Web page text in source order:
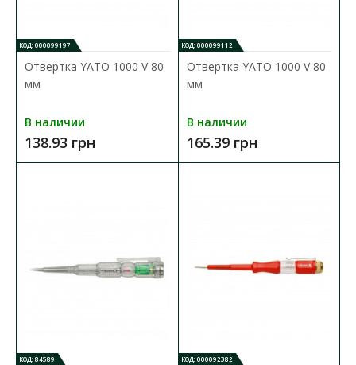
Набор отверток диэлектр. 1000 V YATO
Доступность:
Набор изолированных отверток VDE в конфигурации с
рукояткой + 11 сменных наконечников и однополюсный..
В сравнения
КОД: 000099197
Отвертка YATO 1000 V 80
мм
В наличии
138.93 грн
КОД: 000099112
Отвертка YATO 1000 V 80
мм
В наличии
165.39 грн
КОД: 84589 КОД: 000092382